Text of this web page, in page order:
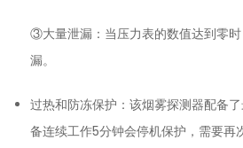
③大量泄漏：当压力表的数值达到零
漏。
过热和防冻保护：该烟雾探测器配备
备连续工作5分钟会停机保护，需要再